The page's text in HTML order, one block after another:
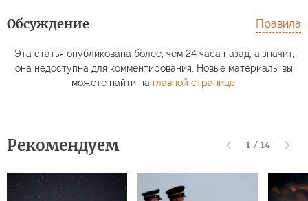
Обсуждение Правила
Эта статья опубликована более, чем 24 часа назад, а значит,
она недоступна для комментирования. Новые материалы вы
можете найти на главной странице.
Рекомендуем 1 / 14